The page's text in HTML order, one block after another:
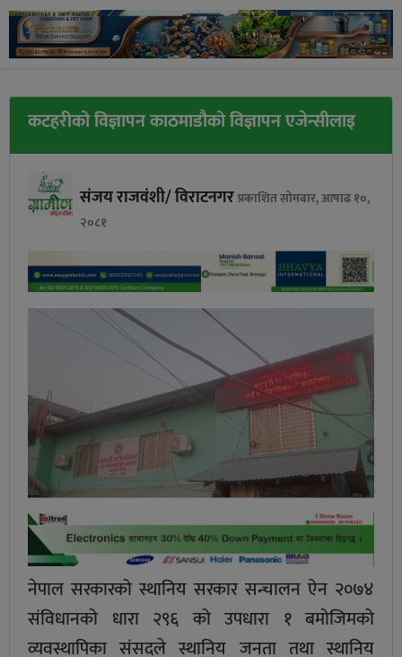
कटहरीको विज्ञापन काठमाडौको विज्ञापन एजेन्सीलाइ
संजय राजवंशी/ विराटनगरप्रकाशित सोमबार, आषाढ १०,
२०८१
नेपाल सरकारको स्थानिय सरकार सन्चालन ऐन २०७४
संविधानको धारा २९६ को उपधारा १ बमोजिमको
व्यवस्थापिका संसदले स्थानिय जनता तथा स्थानिय